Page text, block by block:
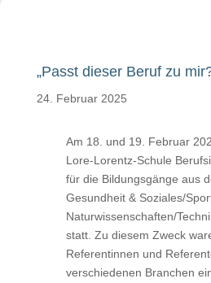
„Passt dieser Beruf zu
24. Februar 2025
Am 18. und 19. Februar
Lore-Lorentz-Schule
für die Bildungsgänge aus
Gesundheit & Soziales/
Naturwissenschaften/
statt. Zu diesem Zweck
Referentinnen und
verschiedenen Branchen